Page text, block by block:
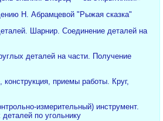
Н. Абрамцевой "Рыжая сказка"
Шарнир. Соединение деталей на
деталей на части. Получение
конструкция, приемы работы. Круг,
измерительный) инструмент.
по угольнику